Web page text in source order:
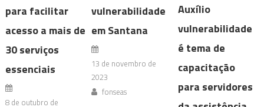
para facilitar
acesso a mais de
30 serviços
essenciais
8 de outubro de
vulnerabilidade
em Santana
13 de novembro de
2023
fonseas
Auxílio
vulnerabilidade
é tema de
capacitação
para servidores